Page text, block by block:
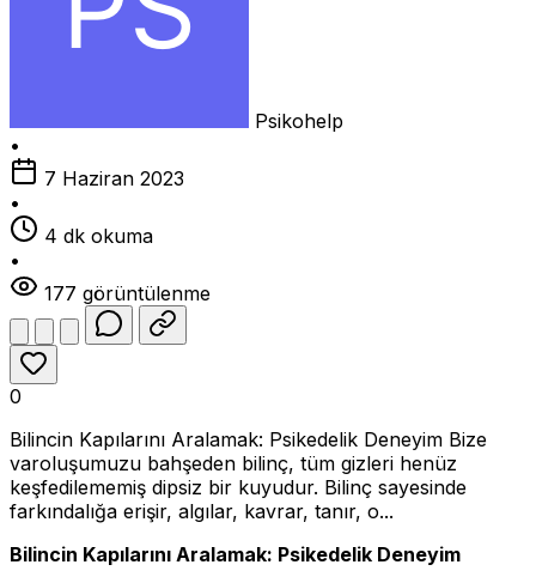
Psikohelp
•
7 Haziran 2023
•
4 dk okuma
•
177 görüntülenme
0
Bilincin Kapılarını Aralamak: Psikedelik Deneyim Bize
varoluşumuzu bahşeden bilinç, tüm gizleri henüz
keşfedilememiş dipsiz bir kuyudur. Bilinç sayesinde
farkındalığa erişir, algılar, kavrar, tanır, o...
Bilincin Kapılarını Aralamak: Psikedelik Deneyim